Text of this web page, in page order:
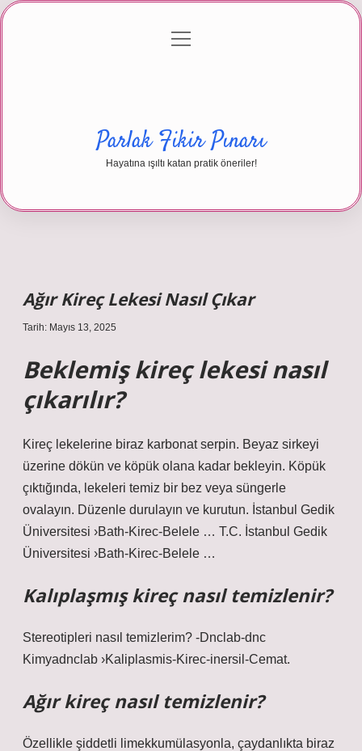
Gizlilik Politikası
menüyü
Parlak Fikir Pınarı
Hayatına ışıltı katan pratik öneriler!
Ağır Kireç Lekesi Nasıl Çıkar
Tarih: Mayıs 13, 2025
Beklemiş kireç lekesi nasıl
çıkarılır?
Kireç lekelerine biraz karbonat serpin. Beyaz sirkeyi
üzerine dökün ve köpük olana kadar bekleyin. Köpük
çıktığında, lekeleri temiz bir bez veya süngerle
ovalayın. Düzenle durulayın ve kurutun. İstanbul Gedik
Üniversitesi ›Bath-Kirec-Belele … T.C. İstanbul Gedik
Üniversitesi ›Bath-Kirec-Belele …
Kalıplaşmış kireç nasıl temizlenir?
Stereotipleri nasıl temizlerim? -Dnclab-dnc
Kimyadnclab ›Kaliplasmis-Kirec-inersil-Cemat.
Ağır kireç nasıl temizlenir?
Özellikle şiddetli limekkumülasyonla, çaydanlıkta biraz